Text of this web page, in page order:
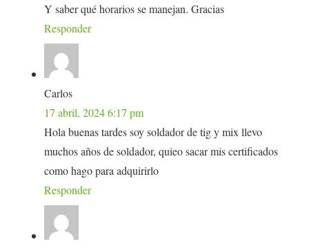
Y saber qué horarios se manejan. Gracias
Responder
Carlos
17 abril, 2024 6:17 pm
Hola buenas tardes soy soldador de tig y mix llevo
muchos años de soldador, quieo sacar mis certificados
como hago para adquirirlo
Responder